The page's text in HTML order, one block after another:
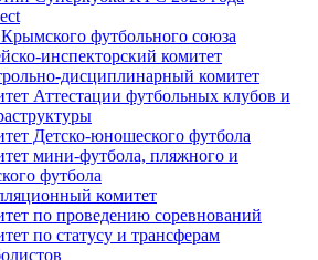
футбольного союза
инспекторский комитет
дисциплинарный комитет
Аттестации футбольных клубов и
Детско-юношеского футбола
мини-футбола, пляжного и
футбола
комитет
по проведению соревнований
по статусу и трансферам